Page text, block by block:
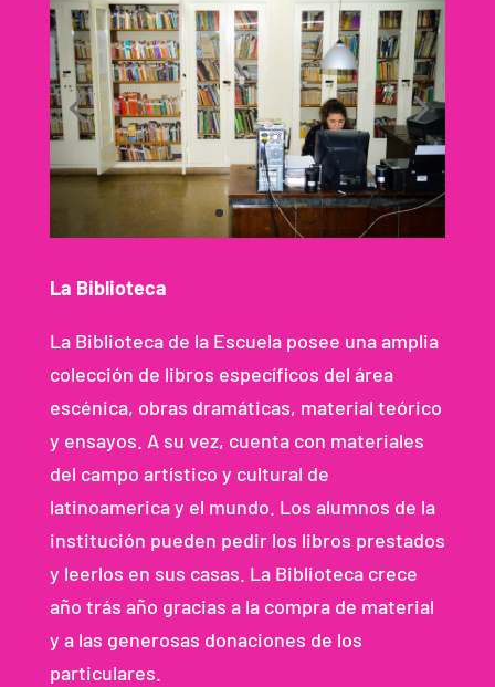
La Biblioteca
La Biblioteca de la Escuela posee una amplia
colección de libros específicos del área
escénica, obras dramáticas, material teórico
y ensayos. A su vez, cuenta con materiales
del campo artístico y cultural de
latinoamerica y el mundo. Los alumnos de la
institución pueden pedir los libros prestados
y leerlos en sus casas. La Biblioteca crece
año trás año gracias a la compra de material
y a las generosas donaciones de los
particulares.